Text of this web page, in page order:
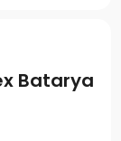
Batarya